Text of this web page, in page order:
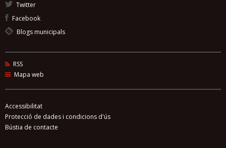
Twitter
Facebook
Blogs municipals
RSS
Mapa web
Accessibilitat
Protecció de dades i condicions d'ús
Bústia de contacte